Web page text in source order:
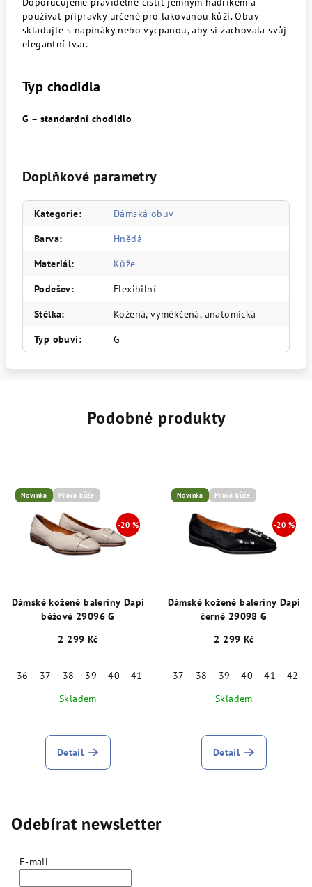
používat přípravky určené pro lakovanou kůži. Obuv
skladujte s napínáky nebo vycpanou, aby si zachovala svůj
elegantní tvar.
Typ chodidla
G – standardní chodidlo
Doplňkové parametry
Kategorie:
Dámská obuv
Barva:
Hnědá
Materiál:
Kůže
Podešev:
Flexibilní
Stélka:
Kožená, vyměkčená, anatomická
Typ obuvi: G
Podobné produkty
Novinka Pravá kůže
Dámské kožené baleríny Dapi
béžové 29096 G
2 299 Kč
36 37 38 39 40
41
Skladem
Detail
Novinka Pravá kůže
Dámské kožené baleríny Dapi
černé 29098 G
2 299 Kč
37 38 39 40 41
42
Skladem
Detail
Odebírat newsletter
E-mail